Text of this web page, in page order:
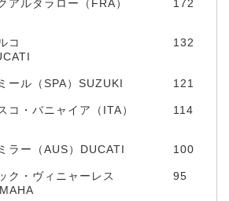
アルタラロー（FRA）
172
コ
132
ール（SPA）SUZUKI 121
コ・バニャイア（ITA）
114
ラー（AUS）DUCATI 100
ク・ヴィニャーレス
95